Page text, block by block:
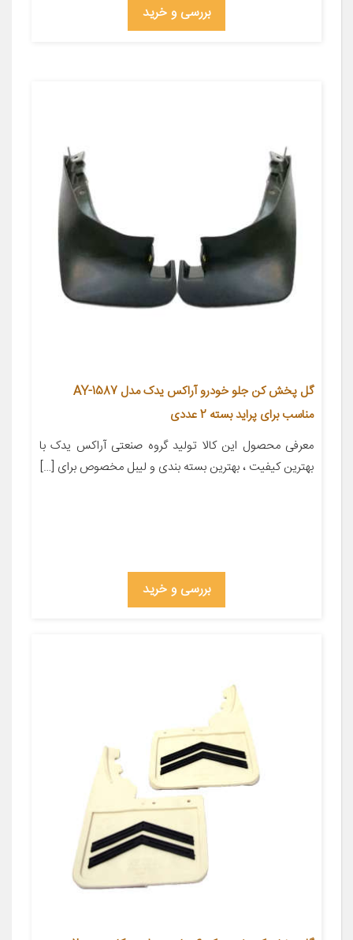
بررسی و خرید
گل پخش کن جلو خودرو آراکس یدک مدل AY-1587
مناسب برای پراید بسته 2 عددی
معرفی محصول این کالا تولید گروه صنعتی آراکس یدک با
بهترین کیفیت ، بهترین بسته بندی و لیبل مخصوص برای […]
بررسی و خرید